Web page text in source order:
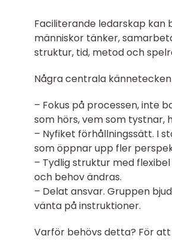
Faciliterande ledarskap kan
människor tänker,
struktur, tid, metod och
Några centrala
– Fokus på processen, inte
som hörs, vem som tystnar,
– Nyfiket förhållningssätt. I
som öppnar upp fler
– Tydlig struktur med
och behov ändras.
– Delat ansvar. Gruppen
vänta på instruktioner.
Varför behövs detta? För